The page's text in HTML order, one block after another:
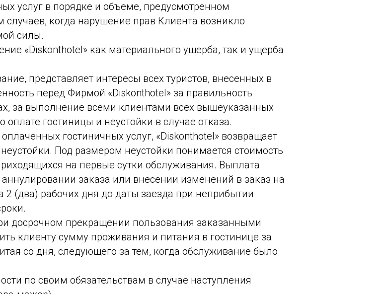
услуг в порядке и объеме, предусмотренном
когда нарушение прав Клиента возникло
силы.
«Diskonthotel» как материального ущерба, так и ущерба
представляет интересы всех туристов, внесенных в
перед Фирмой «Diskonthotel» за правильность
за выполнение всеми клиентами всех вышеуказанных
оплате гостиницы и неустойки в случае отказа.
гостиничных услуг, «Diskonthotel» возвращает
Под размером неустойки понимается стоимость
на первые сутки обслуживания. Выплата
заказа или внесении изменений в заказ на
(два) рабочих дня до даты заезда при неприбытии
досрочном прекращении пользования заказанными
клиенту сумму проживания и питания в гостинице за
со дня, следующего за тем, когда обслуживание было
по своим обязательствам в случае наступления